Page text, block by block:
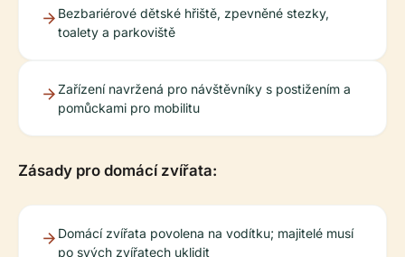
Bezbariérové dětské hřiště, zpevněné stezky,
toalety a parkoviště
Zařízení navržená pro návštěvníky s postižením a
pomůckami pro mobilitu
Zásady pro domácí zvířata:
Domácí zvířata povolena na vodítku; majitelé musí
po svých zvířatech uklidit